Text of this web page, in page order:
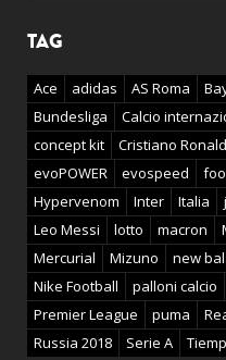
TAG
Ace adidas AS Roma
Bundesliga
Calcio
concept kit
Cristiano
evoPOWER
evospeed
Hypervenom
Inter Italia
Leo Messi
lotto macron
Mercurial
Mizuno new
Nike Football
palloni calcio
Premier League
puma
Russia 2018
Serie A